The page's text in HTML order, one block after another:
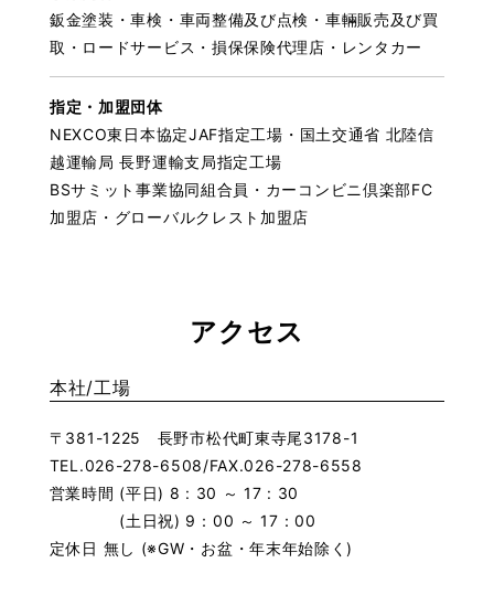
鈑金塗装・車検・車両整備及び点検・車輛販売及び買
取・ロードサービス・損保保険代理店・レンタカー
指定・加盟団体
NEXCO東日本協定JAF指定工場・国土交通省 北陸信
越運輸局 長野運輸支局指定工場
BSサミット事業協同組合員・カーコンビニ倶楽部FC
加盟店・グローバルクレスト加盟店
アクセス
本社/工場
〒381-1225 長野市松代町東寺尾3178-1
TEL.026-278-6508/FAX.026-278-6558
営業時間 (平日) 8 : 30 ～ 17 : 30
(土日祝) 9：00 ～ 17：00
定休日 無し (※GW・お盆・年末年始除く)